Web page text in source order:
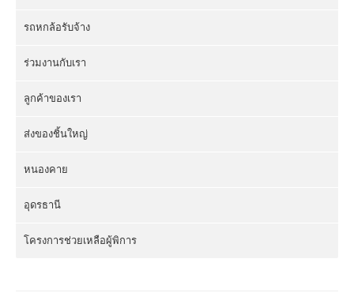
รถหกล้อรับจ้าง
ร่วมงานกับเรา
ลูกค้าของเรา
ส่งของชิ้นใหญ่
หนองคาย
อุดรธานี
โครงการช่วยเหลือผู้พิการ